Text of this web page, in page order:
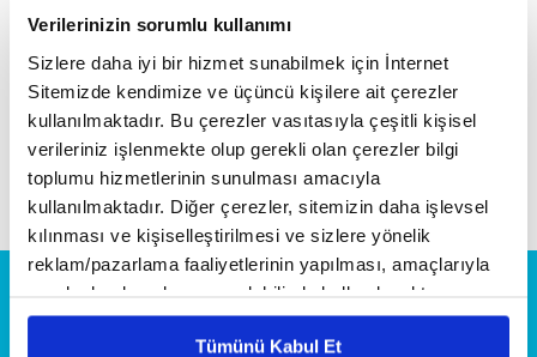
Verilerinizin sorumlu kullanımı
Sizlere daha iyi bir hizmet sunabilmek için İnternet
Sitemizde kendimize ve üçüncü kişilere ait çerezler
kullanılmaktadır. Bu çerezler vasıtasıyla çeşitli kişisel
verileriniz işlenmekte olup gerekli olan çerezler bilgi
toplumu hizmetlerinin sunulması amacıyla
kullanılmaktadır. Diğer çerezler, sitemizin daha işlevsel
kılınması ve kişiselleştirilmesi ve sizlere yönelik
reklam/pazarlama faaliyetlerinin yapılması, amaçlarıyla
sınırlı olarak açık rızanız dahilinde kullanılacaktır.
Çerezlere ilişkin tercihlerinizi çerez paneli vasıtasıyla
belirleyebilirsiniz. Çerezlere ilişkin detaylı bilgi için
Tümünü Kabul Et
TÜM PROGRAMLAR